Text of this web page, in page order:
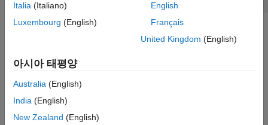
Italia (Italiano)
Luxembourg (English)
English
Français
United Kingdom (English)
아시아 태평양
Australia (English)
India (English)
New Zealand (English)